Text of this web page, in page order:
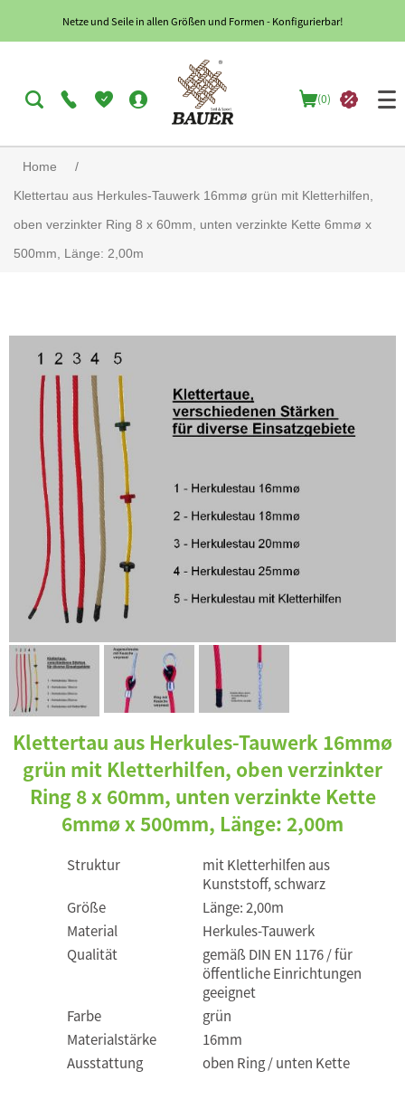
Netze und Seile in allen Größen und Formen - Konfigurierbar!
(0)
Home
/
Klettertau aus Herkules-Tauwerk 16mmø grün mit Kletterhilfen,
oben verzinkter Ring 8 x 60mm, unten verzinkte Kette 6mmø x
500mm, Länge: 2,00m
Klettertau aus Herkules-Tauwerk 16mmø
grün mit Kletterhilfen, oben verzinkter
Ring 8 x 60mm, unten verzinkte Kette
6mmø x 500mm, Länge: 2,00m
Struktur
mit Kletterhilfen aus
Kunststoff, schwarz
Größe
Länge: 2,00m
Material
Herkules-Tauwerk
Qualität
gemäß DIN EN 1176 / für
öffentliche Einrichtungen
geeignet
Farbe
grün
Materialstärke
16mm
Ausstattung
oben Ring / unten Kette